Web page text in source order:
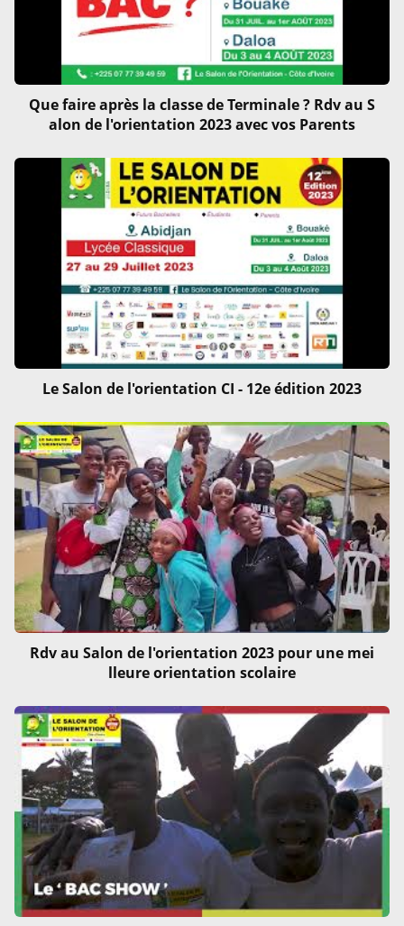
Que faire après la classe de Terminale ? Rdv au S
alon de l'orientation 2023 avec vos Parents
Le Salon de l'orientation CI - 12e édition 2023
Rdv au Salon de l'orientation 2023 pour une mei
lleure orientation scolaire